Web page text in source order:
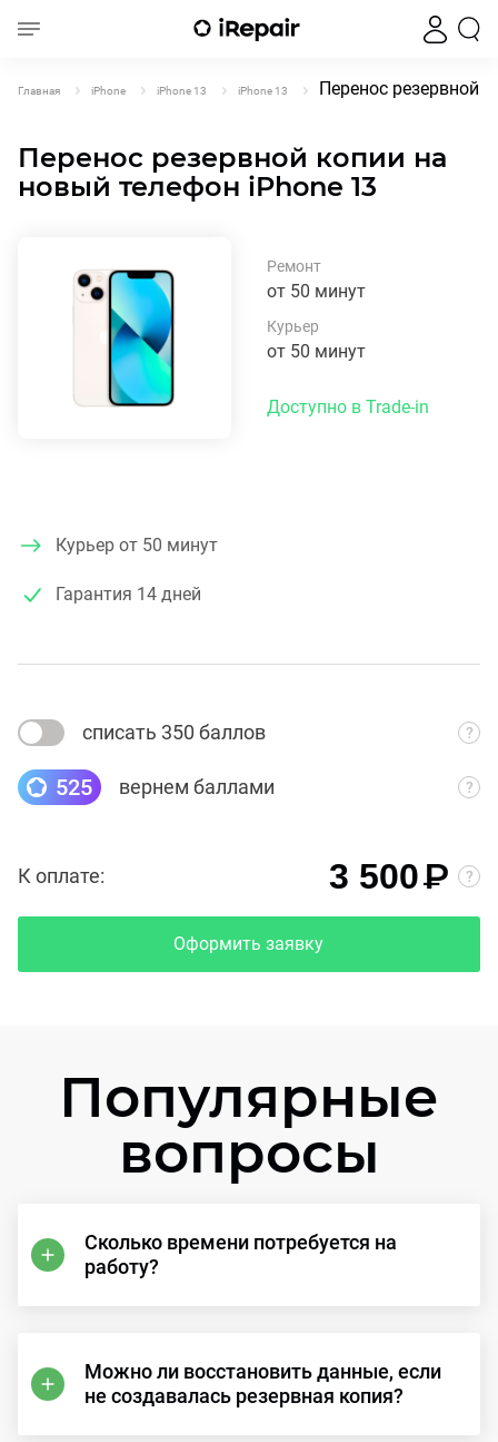
Главная iPhone iPhone 13 iPhone 13 Перенос резервной
Перенос резервной копии на
новый телефон iPhone 13
Ремонт
от 50 минут
Курьер
от 50 минут
Доступно в Trade-in
Курьер от 50 минут
Гарантия 14 дней
списать 350 баллов
525 вернем баллами
К оплате: 3 500₽
Оформить заявку
Популярные
вопросы
Сколько времени потребуется на
работу?
Можно ли восстановить данные, если
не создавалась резервная копия?